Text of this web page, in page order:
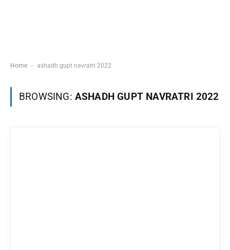
Home - ashadh gupt navratri 2022
BROWSING: ASHADH GUPT NAVRATRI 2022